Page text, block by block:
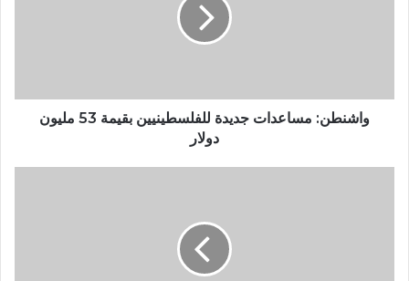
واشنطن: مساعدات جديدة للفلسطينيين بقيمة 53 مليون
دولار